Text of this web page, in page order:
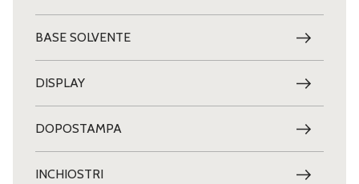
BASE SOLVENTE
DISPLAY
DOPOSTAMPA
INCHIOSTRI